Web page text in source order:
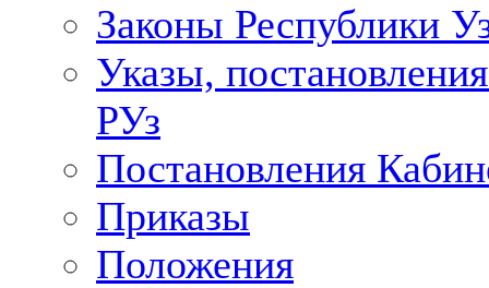
Законы Республики
Указы,
РУз
Постановления
Приказы
Положения